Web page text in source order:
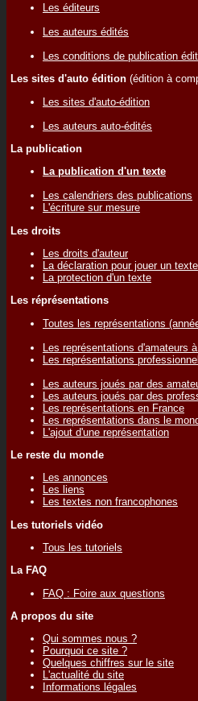
Les éditeurs
Les auteurs édités
Les conditions de publication
Les sites d'auto édition (édition à
Les sites d'auto-édition
Les auteurs auto-édités
La publication
La publication d'un texte
Les calendriers des publications
L'écriture sur mesure
Les droits
Les droits d'auteur
La déclaration pour jouer un texte
La protection d'un texte
Les réprésentations
Toutes les représentations
Les représentations d'amateurs
Les représentations
Les auteurs joués par des
Les auteurs joués par des
Les représentations en France
Les représentations dans le
L'ajout d'une représentation
Le reste du monde
Les annonces
Les liens
Les textes non francophones
Les tutoriels vidéo
Tous les tutoriels
La FAQ
FAQ : Foire aux questions
A propos du site
Qui sommes nous ?
Pourquoi ce site ?
Quelques chiffres sur le site
L'actualité du site
Informations légales